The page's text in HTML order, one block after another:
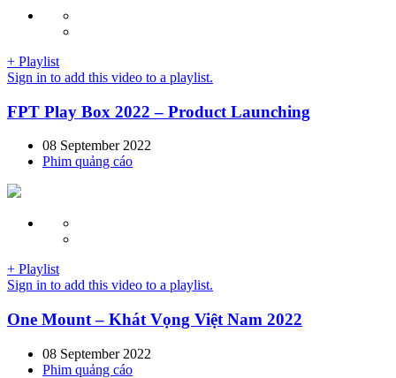
+ Playlist
Sign in to add this video to a playlist.
FPT Play Box 2022 – Product Launching
08 September 2022
Phim quảng cáo
+ Playlist
Sign in to add this video to a playlist.
One Mount – Khát Vọng Việt Nam 2022
08 September 2022
Phim quảng cáo